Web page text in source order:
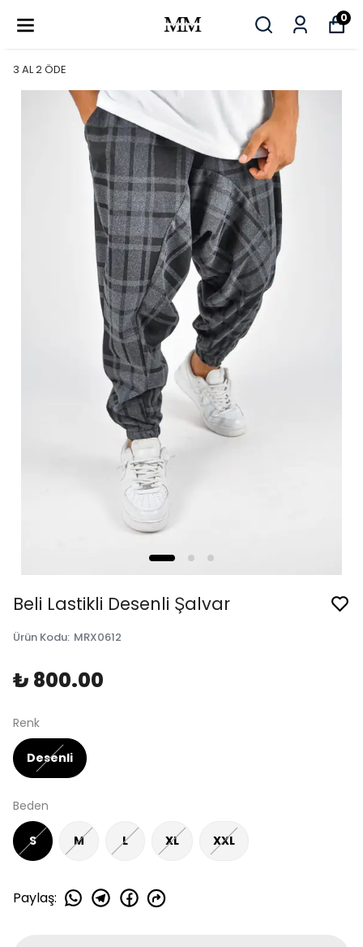
0
3 AL 2 ÖDE
Beli Lastikli Desenli Şalvar
Ürün Kodu: MRX0612
₺ 800.00
Renk
Desenli
Beden
S M L XL XXL
Paylaş: